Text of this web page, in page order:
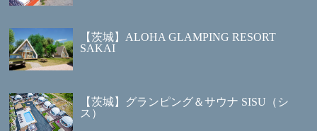
【茨城】ALOHA GLAMPING RESORT
SAKAI
【茨城】グランピング＆サウナ SISU（シ
ス）